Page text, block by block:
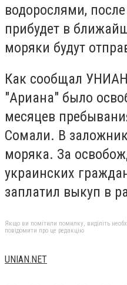
водорослями,
прибудет в
моряки будут
Как сообщал
"Ариана" было
месяцев
Сомали. В
моряка. За
украинских
заплатил выкуп в
Якщо ви помітили помилку, виділіть
повідомити про це редакцію
UNIAN.NET